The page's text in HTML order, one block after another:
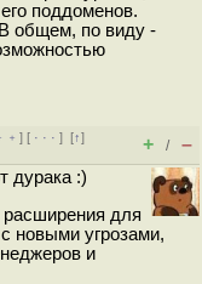
поддоменов.
общем, по виду -
] [ · · ·][↑]
+ / –
дурака :)
для
новыми угрозами,
и